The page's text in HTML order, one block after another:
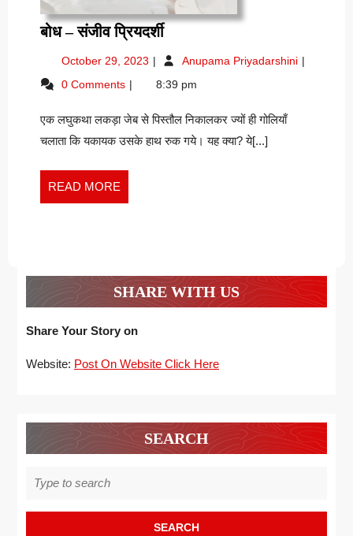
बोध – संजीव प्रियदर्शीबोध
संजीव
प्रियदर्शी
October 29, 2023 October
2023
Anupama Priyadarshini बोध
0 Comments 8:39 pm
एक लघुकथा लकड़ा जेब से पिस्तौल निकालकर ज्यों ही गोलियाँ
चलाता कि यकायक उसके हाथ रुक गये। यह क्या? ये[...]
READ MORE
MORE
SHARE WITH US
Share Your Story on
Website: Post On Website Click Here
SEARCH
for: